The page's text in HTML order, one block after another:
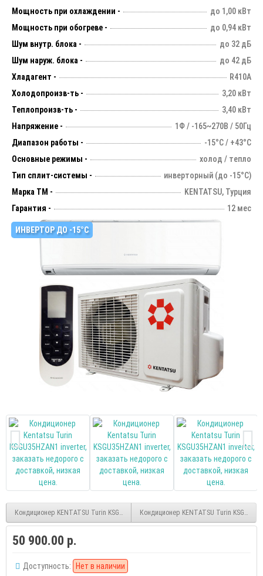
Мощность при охлаждении -
до 1,00 кВт
Мощность при обогреве -
до 0,94 кВт
Шум внутр. блока -
до 32 дБ
Шум наруж. блока -
до 42 дБ
Хладагент -
R410A
Холодопроизв-ть -
3,20 кВт
Теплопроизв-ть -
3,40 кВт
Напряжение -
1Ф / -165~270В / 50Гц
Диапазон работы -
-15°С / +43°С
Основные режимы -
холод / тепло
Тип сплит-системы -
инверторный (до -15°С)
Марка ТМ -
KENTATSU, Турция
Гарантия -
12 мес
ИНВЕРТОР ДО -15°С
Кондиционер KENTATSU Turin KSGU26HZAN1 inverterКондиционер KENTATSU Turin
50 900.00 р.
Доступность: Нет в наличии